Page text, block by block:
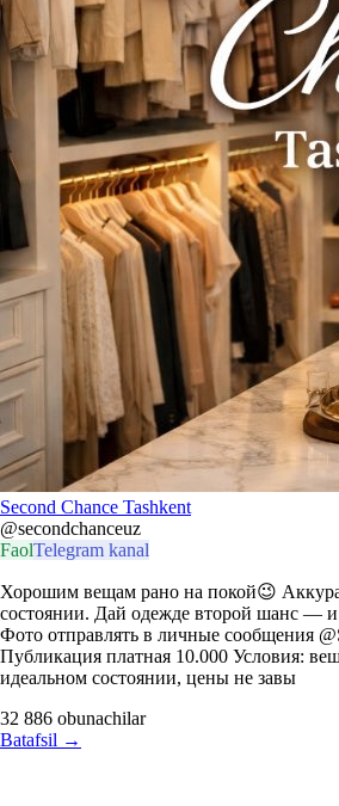
Second Chance Tashkent
@secondchanceuz
FaolTelegram kanal
Хорошим вещам рано на покой😉
состоянии. Дай одежде второй шанс — и
Фото отправлять в личные сообщения
Публикация платная 10.000 Условия:
идеальном состоянии, цены не завы
32 886 obunachilar
Batafsil →